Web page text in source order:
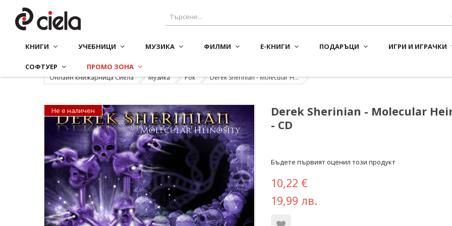
КНИГИ УЧЕБНИЦИ МУЗИКА ФИЛМИ Е-КНИГИ ПОДАРЪЦИ ИГРИ И ИГРАЧКИ
СОФТУЕР ПРОМО ЗОНА
Онлайн книжарница Сиела Музика Рок Derek Sherinian ‎- Molecular H...
Derek Sherinian ‎- Molecular
- CD
Бъдете първият оценил този продукт
10,22 €
19,99 лв.
Не е наличен